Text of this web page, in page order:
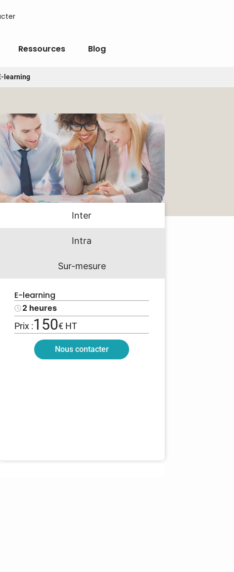
Ressources Blog
learning
Inter
Intra
Sur-mesure
E-learning
2 heures
Prix :150€ HT
Nous contacter